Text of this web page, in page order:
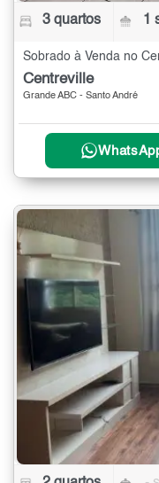
3 quartos 1
Sobrado à Venda no
Centreville
Grande ABC - Santo André